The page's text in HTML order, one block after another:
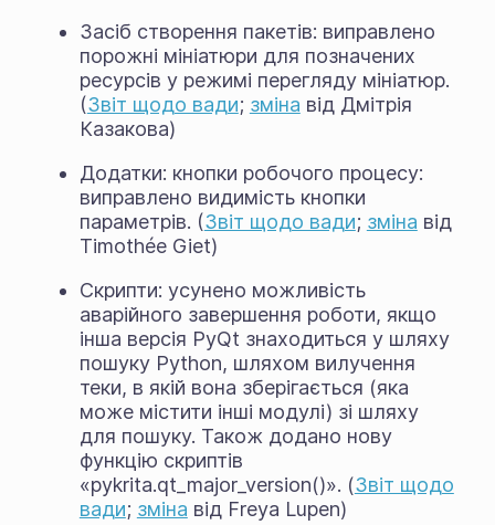
Засіб створення пакетів: виправлено
порожні мініатюри для позначених
ресурсів у режимі перегляду мініатюр.
(Звіт щодо вади; зміна від Дмітрія
Казакова)
Додатки: кнопки робочого процесу:
виправлено видимість кнопки
параметрів. (Звіт щодо вади; зміна від
Timothée Giet)
Скрипти: усунено можливість
аварійного завершення роботи, якщо
інша версія PyQt знаходиться у шляху
пошуку Python, шляхом вилучення
теки, в якій вона зберігається (яка
може містити інші модулі) зі шляху
для пошуку. Також додано нову
функцію скриптів
«pykrita.qt_major_version()». (Звіт щодо
вади; зміна від Freya Lupen)